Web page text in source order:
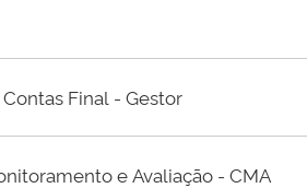
Final - Gestor
e Avaliação - CMA